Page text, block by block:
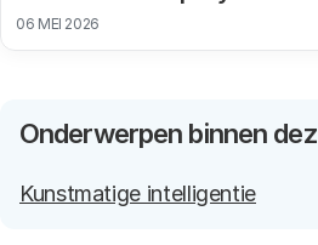
06 MEI 2026
Onderwerpen binnen
Kunstmatige intelligentie